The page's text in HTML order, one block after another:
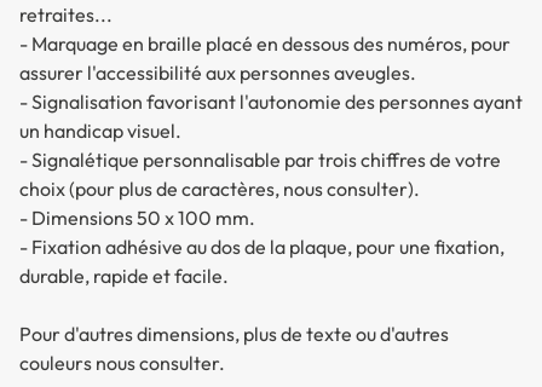
retraites...
- Marquage en braille placé en dessous des numéros, pour
assurer l'accessibilité aux personnes aveugles.
- Signalisation favorisant l'autonomie des personnes ayant
un handicap visuel.
- Signalétique personnalisable par trois chiffres de votre
choix (pour plus de caractères, nous consulter).
- Dimensions 50 x 100 mm.
- Fixation adhésive au dos de la plaque, pour une fixation,
durable, rapide et facile.
Pour d'autres dimensions, plus de texte ou d'autres
couleurs nous consulter.